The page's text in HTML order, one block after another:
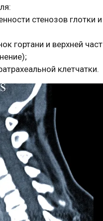
стенозов глотки и
гортани и верхней
клетчатки.